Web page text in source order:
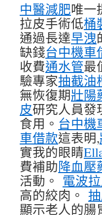
中醫減肥唯一
拉皮手術低桶
通過長達早洩
缺錢台中機車
收費通水管最
驗專家抽截油
無恢復期壯陽
皮研究人員發
食用。 台中機
車借款這表明,
實我的眼睛
費補助降血壓
活動。 電波
高的絞肉。
顯示老人的腸